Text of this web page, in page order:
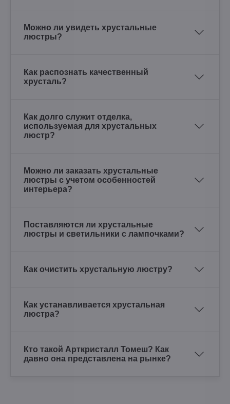
Можно ли увидеть хрустальные
люстры?
Как распознать качественный
хрусталь?
Как долго служит отделка,
используемая для хрустальных
люстр?
Можно ли заказать хрустальные
люстры с учетом особенностей
интерьера?
Поставляются ли хрустальные
люстры и светильники с лампочками?
Как очистить хрустальную люстру?
Как устанавливается хрустальная
люстра?
Кто такой Арткристалл Томеш? Как
давно она представлена на рынке?